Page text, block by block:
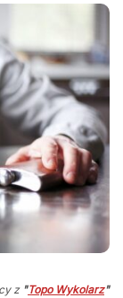
z "Topo Wykolarz"